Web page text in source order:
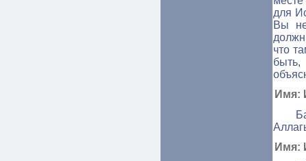
для
Вы
что
Имя:
Имя: